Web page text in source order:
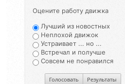
Оцените работу движка
Лучший из новостных
Неплохой движок
Устраивает ... но ...
Встречал и получше
Совсем не понравился
Голосовать Результаты